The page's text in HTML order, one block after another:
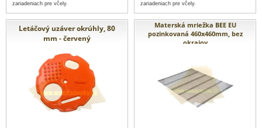
zariadeniach pre včely.
zariadeniach pre včely.
Letáčový uzáver okrúhly, 80
mm - červený
Materská mriežka BEE EU
pozinkovaná 460x460mm, bez
okrajov